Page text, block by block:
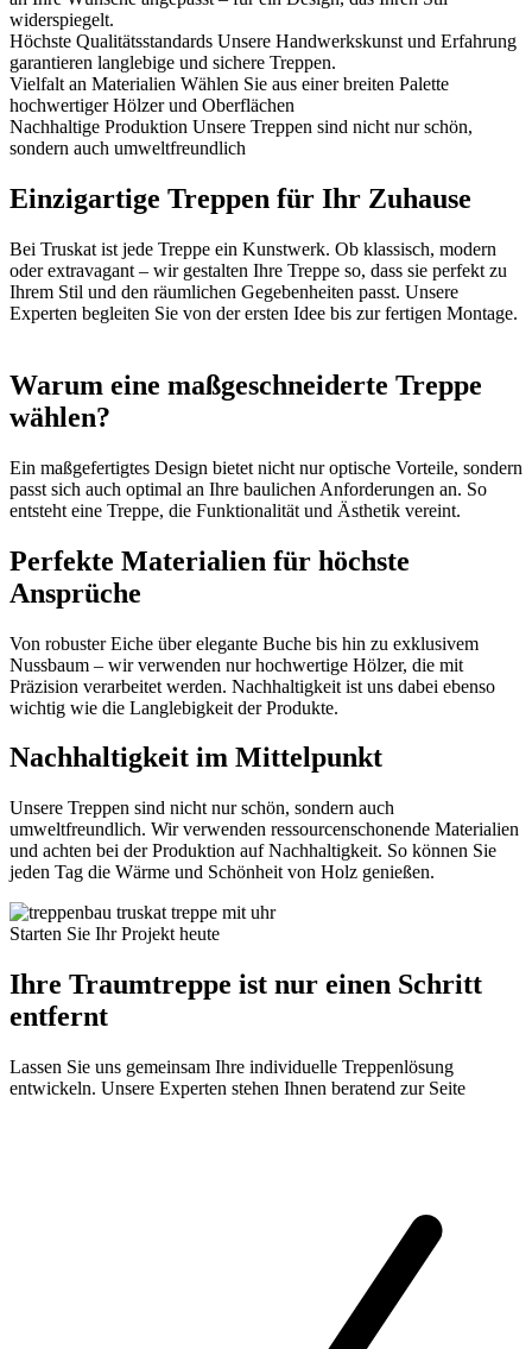
widerspiegelt.
Höchste Qualitätsstandards Unsere Handwerkskunst und Erfahrung
garantieren langlebige und sichere Treppen.
Vielfalt an Materialien Wählen Sie aus einer breiten Palette
hochwertiger Hölzer und Oberflächen
Nachhaltige Produktion Unsere Treppen sind nicht nur schön,
sondern auch umweltfreundlich
Einzigartige Treppen für Ihr Zuhause
Bei Truskat ist jede Treppe ein Kunstwerk. Ob klassisch, modern
oder extravagant – wir gestalten Ihre Treppe so, dass sie perfekt zu
Ihrem Stil und den räumlichen Gegebenheiten passt. Unsere
Experten begleiten Sie von der ersten Idee bis zur fertigen Montage.
Warum eine maßgeschneiderte Treppe
wählen?
Ein maßgefertigtes Design bietet nicht nur optische Vorteile, sondern
passt sich auch optimal an Ihre baulichen Anforderungen an. So
entsteht eine Treppe, die Funktionalität und Ästhetik vereint.
Perfekte Materialien für höchste
Ansprüche
Von robuster Eiche über elegante Buche bis hin zu exklusivem
Nussbaum – wir verwenden nur hochwertige Hölzer, die mit
Präzision verarbeitet werden. Nachhaltigkeit ist uns dabei ebenso
wichtig wie die Langlebigkeit der Produkte.
Nachhaltigkeit im Mittelpunkt
Unsere Treppen sind nicht nur schön, sondern auch
umweltfreundlich. Wir verwenden ressourcenschonende Materialien
und achten bei der Produktion auf Nachhaltigkeit. So können Sie
jeden Tag die Wärme und Schönheit von Holz genießen.
Starten Sie Ihr Projekt heute
Ihre Traumtreppe ist nur einen Schritt
entfernt
Lassen Sie uns gemeinsam Ihre individuelle Treppenlösung
entwickeln. Unsere Experten stehen Ihnen beratend zur Seite